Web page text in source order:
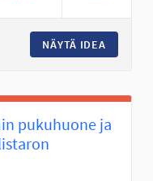
NÄYTÄ IDEA
pukuhuone ja